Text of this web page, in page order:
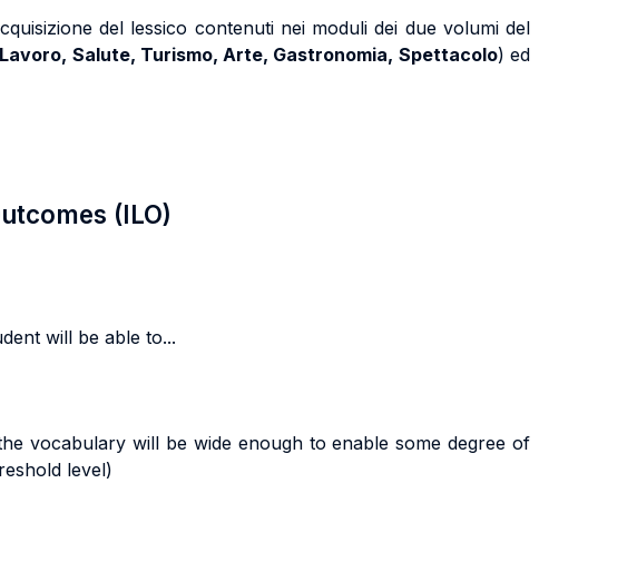
del lessico contenuti nei moduli dei due volumi del
Salute, Turismo, Arte, Gastronomia, Spettacolo) ed
(ILO)
will be able to...
vocabulary will be wide enough to enable some degree of
level)